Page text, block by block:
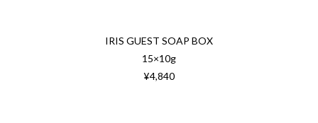
IRIS GUEST SOAP BOX
15×10g
¥4,840